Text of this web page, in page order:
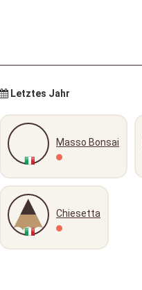
Letztes Jahr
Masso Bonsai
Chiesetta